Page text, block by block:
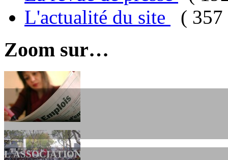
L'actualité du site
( 357
Zoom sur…
L'ASSOCIATION